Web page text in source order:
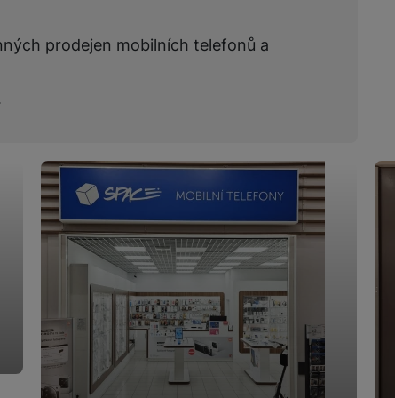
my nebo naši partneři, abychom vám mohli zobrazit vhodné
prodejen mobilních telefonů a